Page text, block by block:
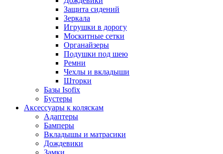
Защита сидений
Зеркала
Игрушки в дорогу
Москитные сетки
Органайзеры
Подушки под шею
Ремни
Чехлы и вкладыши
Шторки
Базы Isofix
Бустеры
Аксессуары к коляскам
Адаптеры
Бамперы
Вкладышы и матрасики
Дождевики
Замки